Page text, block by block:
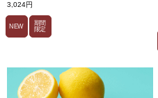
3,024円
NEW
期間
限定